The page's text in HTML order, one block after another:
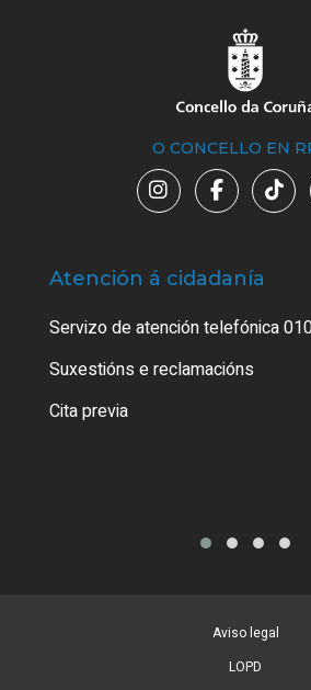
O CONCELLO EN
Atención á cidadanía
Servizo de atención telefónica
Suxestións e reclamacións
Cita previa
Aviso legal
LOPD